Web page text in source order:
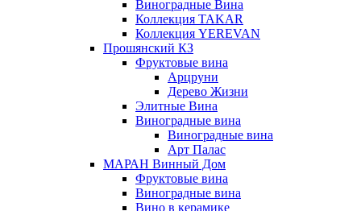
Виноградные Вина
Коллекция TAKAR
Коллекция YEREVAN
Прошянский КЗ
Фруктовые вина
Арцруни
Дерево Жизни
Элитные Вина
Виноградные вина
Виноградные вина
Арт Палас
МАРАН Винный Дом
Фруктовые вина
Виноградные вина
Вино в керамике